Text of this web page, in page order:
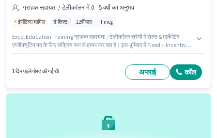
ग्राहक सहायता / टेलीकॉलर में 0 - 5 वर्षो का अनुभव
इंसेंटिव्स शामिल डे शिफ्ट 12वीं पास Fmcg
Excel Education Training ग्राहक सहायता / टेलीकॉलर श्रेणी में सेल्स & मार्केटिंग
एग्जीक्यूटिव पद के लिए सक्रिय रूप से हायर कर रहा है। इस भूमिका में Fixed + Incentives
उपयुक्त है। आप प्रति माह ₹40000 तक कमा सकते हैं। यह भूमिका फुल टाइम की है, डे शिफ्ट
1 दिन पहले पोस्ट की गई थी अप्लाई कॉल